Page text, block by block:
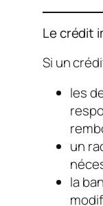
Le crédit
Si un
les
un
la